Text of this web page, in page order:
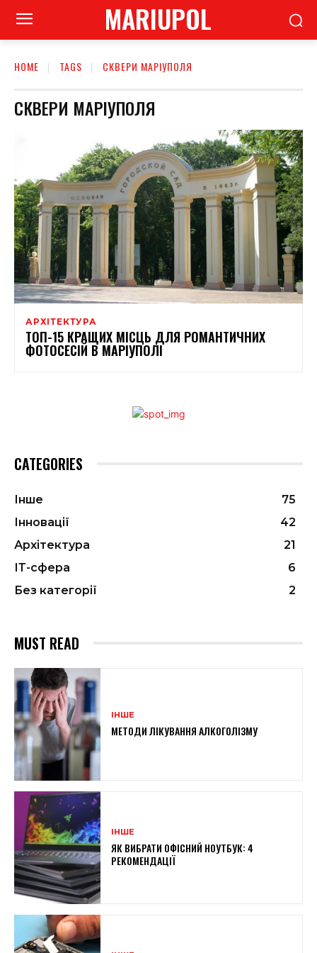
MARIUPOL
HOME TAGS СКВЕРИ МАРІУПОЛЯ
СКВЕРИ МАРІУПОЛЯ
АРХІТЕКТУРА
ТОП-15 КРАЩИХ МІСЦЬ ДЛЯ РОМАНТИЧНИХ
ФОТОСЕСІЙ В МАРІУПОЛІ
CATEGORIES
Інше
75
Інновації
42
Архітектура
21
ІТ-сфера
6
Без категорії
2
MUST READ
ІНШЕ
МЕТОДИ ЛІКУВАННЯ АЛКОГОЛІЗМУ
ІНШЕ
ЯК ВИБРАТИ ОФІСНИЙ НОУТБУК: 4
РЕКОМЕНДАЦІЇ